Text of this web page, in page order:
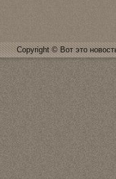
Copyright © Вот это